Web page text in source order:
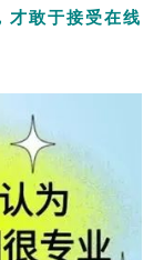
才敢于接受在线